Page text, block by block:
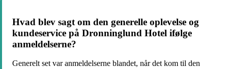
Hvad blev sagt om den generelle oplevelse og
kundeservice på Dronninglund Hotel ifølge
anmeldelserne?
Generelt set var anmeldelserne blandet, når det kom til den